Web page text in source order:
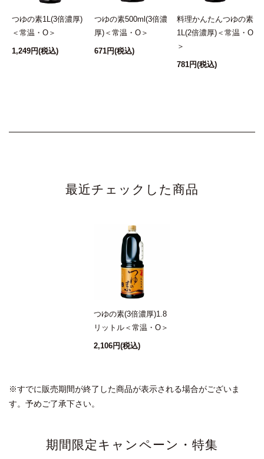
つゆの素1L(3倍濃厚)
＜常温・O＞
1,249円(税込)
つゆの素500ml(3倍濃
厚)＜常温・O＞
671円(税込)
料理かんたんつゆの素
1L(2倍濃厚)＜常温・O
＞
781円(税込)
最近チェックした商品
つゆの素(3倍濃厚)1.8
リットル＜常温・O＞
2,106円(税込)
※すでに販売期間が終了した商品が表示される場合がございま
す。予めご了承下さい。
期間限定キャンペーン・特集